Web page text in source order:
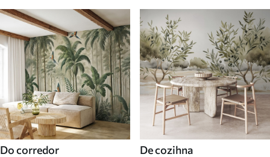
Do corredor De cozihna